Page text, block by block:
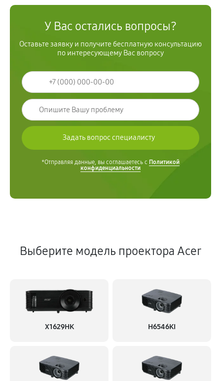
У Вас остались вопросы?
Оставьте заявку и получите бесплатную консультацию
по интересующему Вас вопросу
*Отправляя данные, вы соглашаетесь с Политикой
конфиденциальности
Выберите модель проектора Acer
X1629HK H6546KI